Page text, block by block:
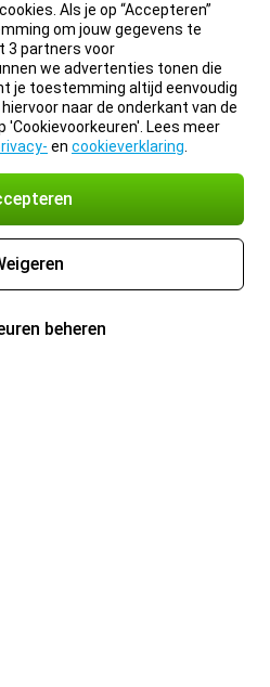
Als je op “Accepteren”
om jouw gegevens te
3 partners voor
we advertenties tonen die
je toestemming altijd eenvoudig
naar de onderkant van de
'Cookievoorkeuren'. Lees meer
en cookieverklaring
beheren